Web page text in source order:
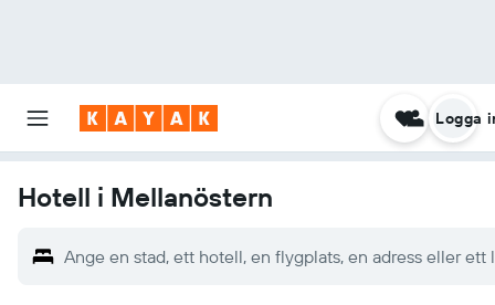
Logga
Hotell i Mellanöstern
Ange en stad, ett hotell, en flygplats, en adress eller ett